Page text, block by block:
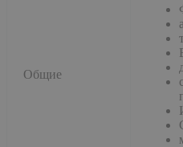
Общие